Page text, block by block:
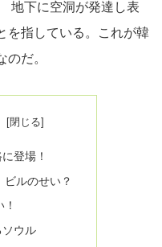
地下に空洞が発達し表
を指している。これが韓
だ。
登場！
ビルのせい？
ウル